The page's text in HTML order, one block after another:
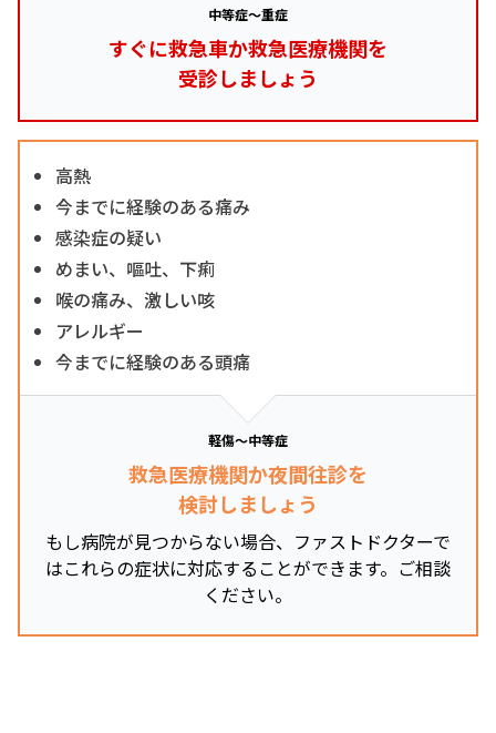
中等症～重症
すぐに救急車か救急医療機関を
受診しましょう
高熱
今までに経験のある痛み
感染症の疑い
めまい、嘔吐、下痢
喉の痛み、激しい咳
アレルギー
今までに経験のある頭痛
軽傷～中等症
救急医療機関か夜間往診を
検討しましょう
もし病院が見つからない場合、ファストドクターで
はこれらの症状に対応することができます。ご相談
ください。